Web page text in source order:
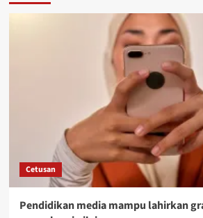
Cetusan
Pendidikan media mampu lahirkan